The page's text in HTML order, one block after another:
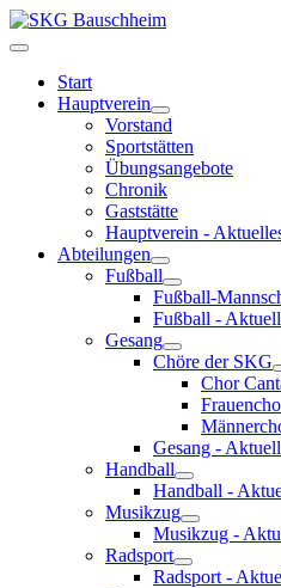
Start
Hauptverein
Vorstand
Sportstätten
Übungsangebote
Chronik
Gaststätte
Hauptverein -
Abteilungen
Fußball
Fußball-
Fußball -
Gesang
Chöre der SKG
Chor
Gesang -
Handball
Handball -
Musikzug
Musikzug -
Radsport
Radsport -